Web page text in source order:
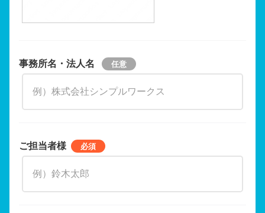
事務所名・法人名
ご担当者様